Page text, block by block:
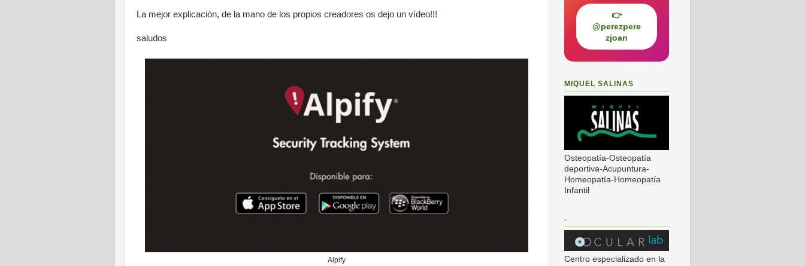
La mejor explicación, de la mano de los propios creadores os dejo un vídeo!!!
saludos
Alpify
👉
@perezpere
zjoan
MIQUEL SALINAS
Osteopatía-Osteopatía
deportiva-Acupuntura-
Homeopatía-Homeopatía
Infantil
.
Centro especializado en la